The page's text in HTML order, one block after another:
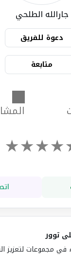
جارالله الطلحي
دعوة للفريق
متابعة
★
★
★
★
توور
في مجموعات لتعزيز